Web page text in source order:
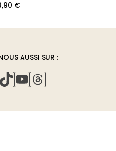
€
AUSSI SUR :
TIKTOKYOUTUBETHREADS